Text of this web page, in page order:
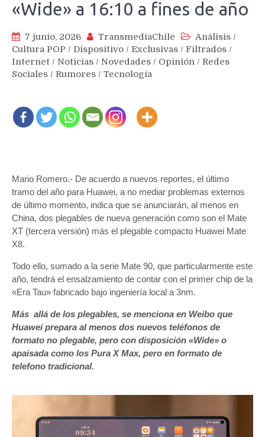
«Wide» a 16:10 a fines de año
7 junio, 2026 TransmediaChile Análisis /
Cultura POP / Dispositivo / Exclusivas / Filtrados /
Internet / Noticias / Novedades / Opinión / Redes
Sociales / Rumores / Tecnología
Mario Romero.- De acuerdo a nuevos reportes, el último
tramo del año para Huawei, a no mediar problemas externos
de último momento, indica que se anunciarán, al menos en
China, dos plegables de nueva generación como son el Mate
XT (tercera versión) más el plegable compacto Huawei Mate
X8.
Todo ello, sumado a la serie Mate 90, que particularmente este
año, tendrá el ensalzamiento de contar con el primer chip de la
«Era Tau» fabricado bajo ingeniería local a 3nm.
Más allá de los plegables, se menciona en Weibo que
Huawei prepara al menos dos nuevos teléfonos de
formato no plegable, pero con disposición «Wide» o
apaisada como los Pura X Max, pero en formato de
telefono tradicional.